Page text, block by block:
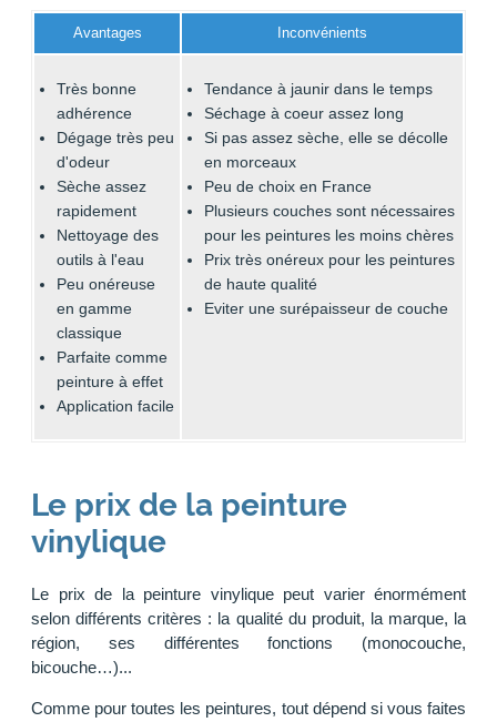
Avantages Inconvénients
Très bonne
adhérence
Dégage très peu
d'odeur
Sèche assez
rapidement
Nettoyage des
outils à l'eau
Peu onéreuse
en gamme
classique
Parfaite comme
peinture à effet
Application facile
Tendance à jaunir dans le temps
Séchage à coeur assez long
Si pas assez sèche, elle se décolle
en morceaux
Peu de choix en France
Plusieurs couches sont nécessaires
pour les peintures les moins chères
Prix très onéreux pour les peintures
de haute qualité
Eviter une surépaisseur de couche
Le prix de la peinture
vinylique
Le prix de la peinture vinylique peut varier énormément
selon différents critères : la qualité du produit, la marque, la
région, ses différentes fonctions (monocouche,
bicouche…)...
Comme pour toutes les peintures, tout dépend si vous faites